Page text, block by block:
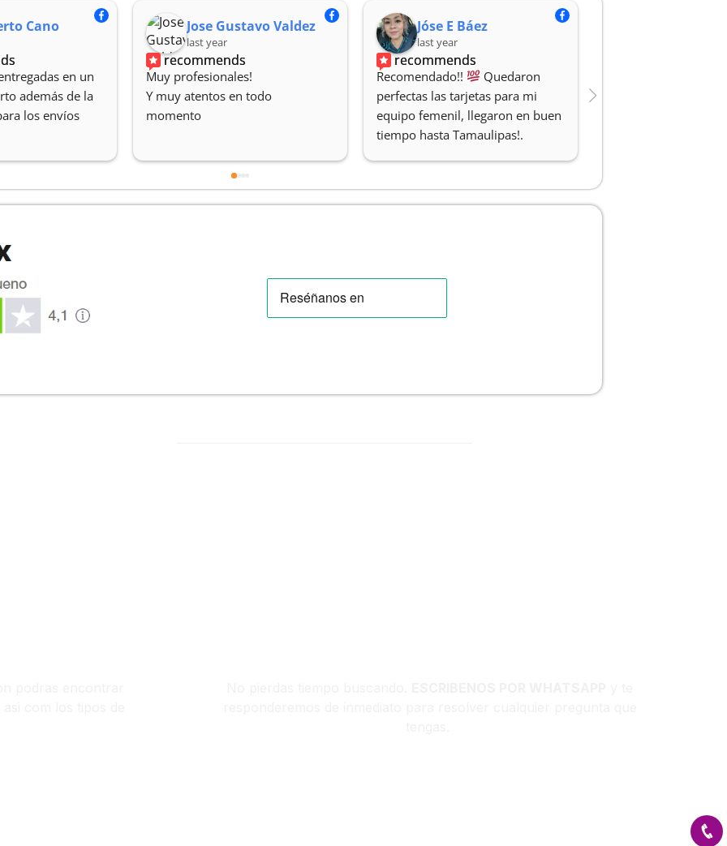
Cano
en un
además de la
los envíos
Jose Gustavo Valdez
last year
recommends
Muy profesionales!
Y muy atentos en todo
momento
Jóse E Báez
last year
recommends
Recomendado!!
Quedaron
perfectas las tarjetas para mi
equipo femenil, llegaron en buen
tiempo hasta Tamaulipas!.